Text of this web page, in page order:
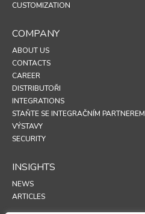
CUSTOMIZATION
COMPANY
ABOUT US
CONTACTS
CAREER
DISTRIBUTOŘI
INTEGRATIONS
STAŇTE SE INTEGRAČNÍM PARTNEREM
VÝSTAVY
SECURITY
INSIGHTS
NEWS
ARTICLES